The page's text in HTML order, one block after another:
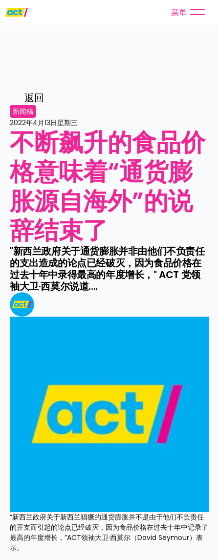
菜单
返回
新闻稿
2022年4月13日星期三
不断飙升的食品价
格意味着“通货膨
胀源自海外”的说
辞结束了
"新西兰政府关于通货膨胀并非由他们不负责任
的支出造成的论点已经破灭，因为食品价格在
过去十年中录得最高的年度增长，" ACT 党领
袖大卫·西莫尔说道....
“新西兰政府关于新西兰猖獗的通货膨胀并不是由于他们不负责任
的开支而引起的论点已经破灭，因为食品价格在过去十年中记录了
最高的年度增长，”ACT领袖大卫·西莫尔（David Seymour）表
示。